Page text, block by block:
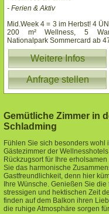
- Ferien & Aktiv
Mid.Week 4 = 3 im Herbst! 4
200 m² Wellness, 5
Nationalpark Sommercard ab
Weitere Infos
Anfrage stellen
Gemütliche Zimmer in
Schladming
Fühlen Sie sich besonders
Gästezimmer der
Rückzugsort für Ihre
Sie das harmonische
Gastfreundlichkeit, denn hier
Ihre Wünsche. Genießen Sie
stressigen und hektischen Zeit
finden auf dem Balkon ihren
die ruhige Atmosphäre sorgen